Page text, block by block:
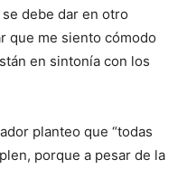
debe dar en otro
que me siento cómodo
en sintonía con los
planteo que “todas
porque a pesar de la